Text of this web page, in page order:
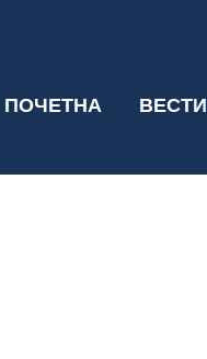
ПОЧЕТНА ВЕСТИ